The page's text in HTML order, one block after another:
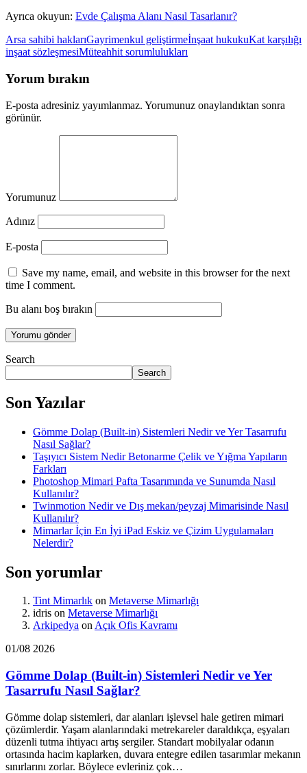
Ayrıca okuyun: Evde Çalışma Alanı Nasıl Tasarlanır?
Arsa sahibi haklarıGayrimenkul geliştirmeİnşaat hukukuKat karşılığı
inşaat sözleşmesiMüteahhit sorumlulukları
Yorum bırakın
E-posta adresiniz yayımlanmaz. Yorumunuz onaylandıktan sonra
görünür.
Yorumunuz
Adınız
E-posta
Save my name, email, and website in this browser for the next
time I comment.
Bu alanı boş bırakın
Search
Search
Son Yazılar
Gömme Dolap (Built-in) Sistemleri Nedir ve Yer Tasarrufu
Nasıl Sağlar?
Taşıyıcı Sistem Nedir Betonarme Çelik ve Yığma Yapıların
Farkları
Photoshop Mimari Pafta Tasarımında ve Sunumda Nasıl
Kullanılır?
Twinmotion Nedir ve Dış mekan/peyzaj Mimarisinde Nasıl
Kullanılır?
Mimarlar İçin En İyi iPad Eskiz ve Çizim Uygulamaları
Nelerdir?
Son yorumlar
Tint Mimarlık on Metaverse Mimarlığı
idris on Metaverse Mimarlığı
Arkipedya onAçık Ofis Kavramı
01/08 2026
Gömme Dolap (Built-in) Sistemleri Nedir ve Yer
Tasarrufu Nasıl Sağlar?
Gömme dolap sistemleri, dar alanları işlevsel hale getiren mimari
çözümlerdir. Yaşam alanlarındaki metrekareler daraldıkça, eşyaları
düzenli tutma ihtiyacı artış sergiler. Standart mobilyalar odanın
ortasında hacim kaplarken, duvara entegre edilen tasarımlar mekanın
sınırlarını zorlar. Böylece evleriniz çok…